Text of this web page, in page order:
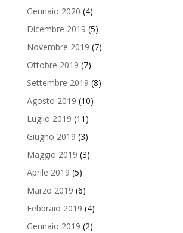
Gennaio 2020 (4)
Dicembre 2019 (5)
Novembre 2019 (7)
Ottobre 2019 (7)
Settembre 2019 (8)
Agosto 2019 (10)
Luglio 2019 (11)
Giugno 2019 (3)
Maggio 2019 (3)
Aprile 2019 (5)
Marzo 2019 (6)
Febbraio 2019 (4)
Gennaio 2019 (2)